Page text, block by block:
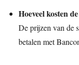
Hoeveel kosten
De prijzen van de
betalen met